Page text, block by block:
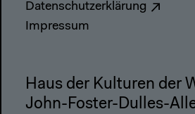
Datenschutzerklärung
Impressum
Haus der Kulturen der
John-Foster-Dulles-